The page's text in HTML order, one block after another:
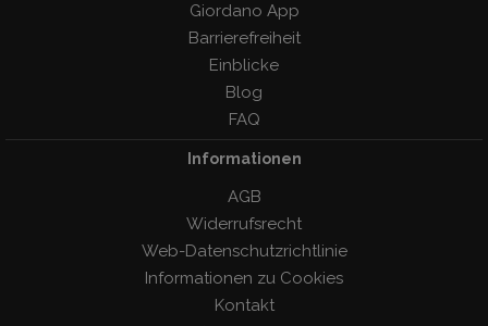
Giordano App
Barrierefreiheit
Einblicke
Blog
FAQ
Informationen
AGB
Widerrufsrecht
Web-Datenschutzrichtlinie
Informationen zu Cookies
Kontakt